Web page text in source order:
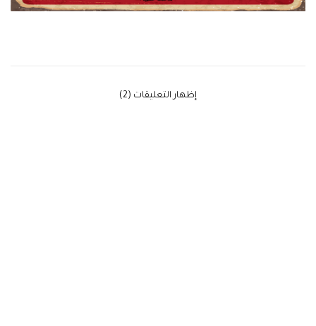
‫إظهار التعليقات (2)